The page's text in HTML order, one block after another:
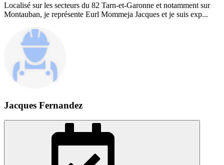
Localisé sur les secteurs du 82 Tarn-et-Garonne et notamment sur
Montauban, je représente Eurl Mommeja Jacques et je suis exp...
Jacques Fernandez